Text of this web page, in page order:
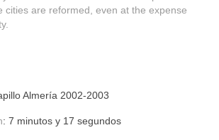
cities are reformed, even at the expense
Almería 2002-2003
: 7 minutos y 17 segundos